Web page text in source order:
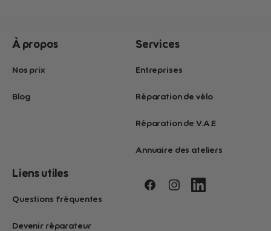
À propos
Nos prix
Blog
Services
Entreprises
Réparation de vélo
Réparation de V.A.E
Annuaire des ateliers
Liens utiles
Questions fréquentes
Devenir réparateur